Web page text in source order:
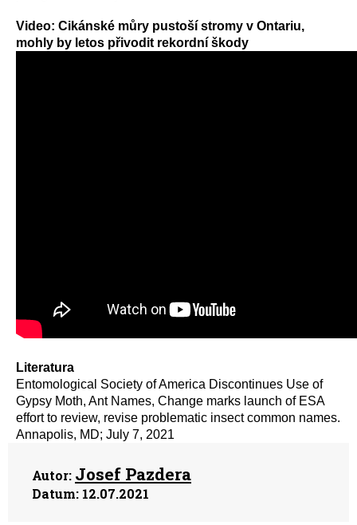
Video: Cikánské můry pustoší stromy v Ontariu,
mohly by letos přivodit rekordní škody
Literatura
Entomological Society of America Discontinues Use of
Gypsy Moth, Ant Names, Change marks launch of ESA
effort to review, revise problematic insect common names.
Annapolis, MD; July 7, 2021
Autor: Josef Pazdera
Datum: 12.07.2021